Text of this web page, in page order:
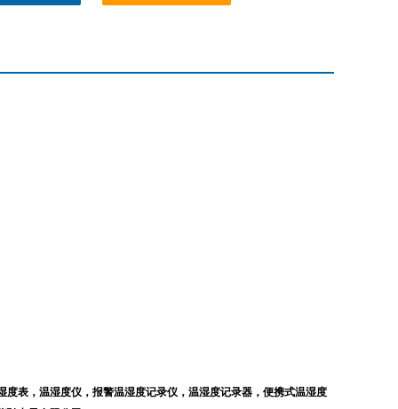
度表， 温湿度仪 ，报警温湿度记录仪，温湿度记录器，便携式温湿度